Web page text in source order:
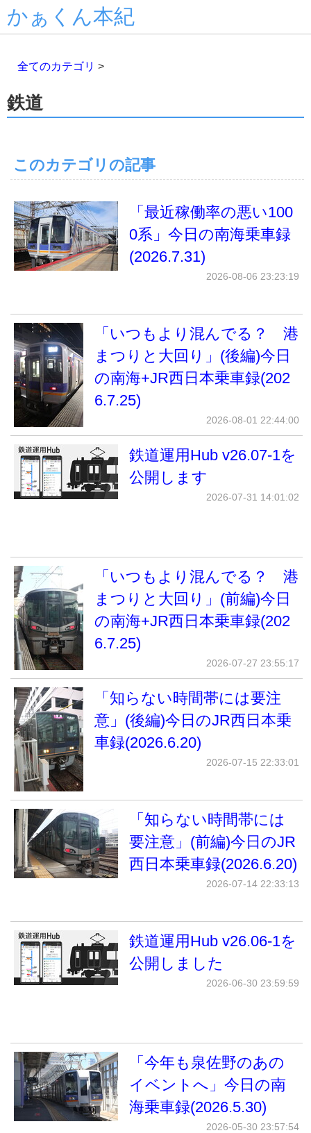
かぁくん本紀
全てのカテゴリ >
鉄道
このカテゴリの記事
「最近稼働率の悪い100
0系」今日の南海乗車録
(2026.7.31)
2026-08-06 23:23:19
「いつもより混んでる？ 港
まつりと大回り」(後編)今日
の南海+JR西日本乗車録(202
6.7.25)
2026-08-01 22:44:00
鉄道運用Hub v26.07-1を
公開します
2026-07-31 14:01:02
「いつもより混んでる？ 港
まつりと大回り」(前編)今日
の南海+JR西日本乗車録(202
6.7.25)
2026-07-27 23:55:17
「知らない時間帯には要注
意」(後編)今日のJR西日本乗
車録(2026.6.20)
2026-07-15 22:33:01
「知らない時間帯には
要注意」(前編)今日のJR
西日本乗車録(2026.6.20)
2026-07-14 22:33:13
鉄道運用Hub v26.06-1を
公開しました
2026-06-30 23:59:59
「今年も泉佐野のあの
イベントへ」今日の南
海乗車録(2026.5.30)
2026-05-30 23:57:54